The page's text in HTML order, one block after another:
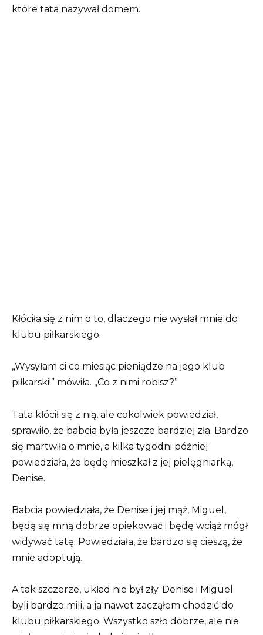
które tata nazywał domem.
Kłóciła się z nim o to, dlaczego nie wysłał mnie do
klubu piłkarskiego.
„Wysyłam ci co miesiąc pieniądze na jego klub
piłkarski!” mówiła. „Co z nimi robisz?”
Tata kłócił się z nią, ale cokolwiek powiedział,
sprawiło, że babcia była jeszcze bardziej zła. Bardzo
się martwiła o mnie, a kilka tygodni później
powiedziała, że będę mieszkał z jej pielęgniarką,
Denise.
Babcia powiedziała, że Denise i jej mąż, Miguel,
będą się mną dobrze opiekować i będę wciąż mógł
widywać tatę. Powiedziała, że bardzo się cieszą, że
mnie adoptują.
A tak szczerze, układ nie był zły. Denise i Miguel
byli bardzo mili, a ja nawet zacząłem chodzić do
klubu piłkarskiego. Wszystko szło dobrze, ale nie